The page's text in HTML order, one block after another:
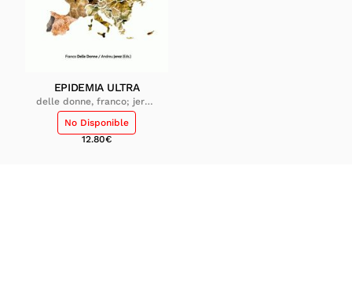
EPIDEMIA ULTRA
delle donne, franco; jerez,
andreu
No Disponible
12.80€